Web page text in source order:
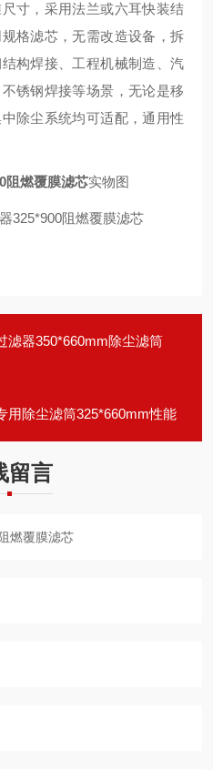
寸，采用法兰或六耳快装结
格滤芯，无需改造设备，拆
构焊接、工程机械制造、汽
锈钢焊接等场景，无论是移
除尘系统均可适配，通用性
阻燃覆膜滤芯实物图
滤器350*660mm除尘滤筒
用除尘滤筒325*660mm性能
留言